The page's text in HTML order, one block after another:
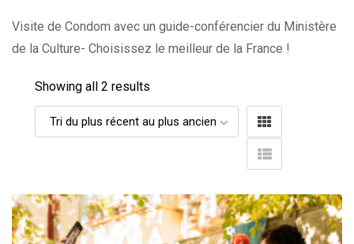
Visite de Condom avec un guide-conférencier du Ministère
de la Culture- Choisissez le meilleur de la France !
Showing all 2 results